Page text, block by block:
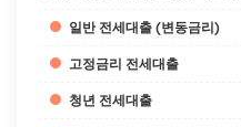
일반 전세대출 (변동금리)
고정금리 전세대출
청년 전세대출